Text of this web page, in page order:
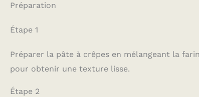
Préparation
Étape 1
Préparer la pâte à crêpes en mélangeant la
pour obtenir une texture lisse.
Étape 2